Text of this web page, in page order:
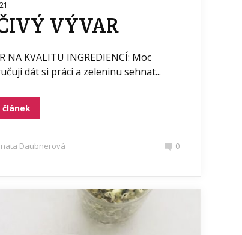
VÝVAR
NA KVALITU INGREDIENCÍ: Moc
dát si práci a zeleninu sehnat...
článek
Daubnerová 0